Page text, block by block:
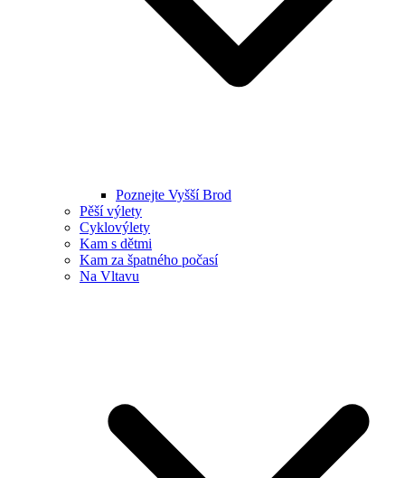
Poznejte Vyšší Brod
Pěší výlety
Cyklovýlety
Kam s dětmi
Kam za špatného počasí
Na Vltavu